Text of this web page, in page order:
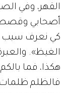
القهر، وفي
أصحابي
كي نعرف سبب
الغيظ».
هكذا، فما
فالظلم ظلمات